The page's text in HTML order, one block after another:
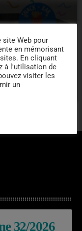
–
32/2026
Web pour
en mémorisant
En cliquant
à l'utilisation de
visiter les
un